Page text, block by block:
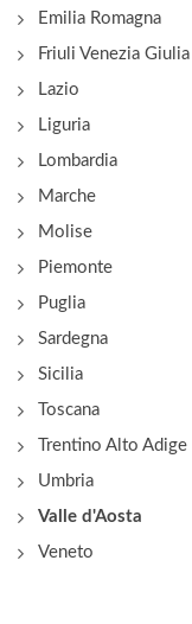
Emilia Romagna
Friuli Venezia Giulia
Lazio
Liguria
Lombardia
Marche
Molise
Piemonte
Puglia
Sardegna
Sicilia
Toscana
Trentino Alto Adige
Umbria
Valle d'Aosta
Veneto